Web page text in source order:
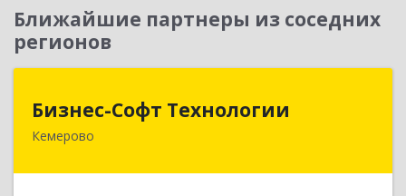
Ближайшие партнеры из соседних
регионов
Бизнес-Софт Технологии
Кемерово
Бизнес-Софт Технологии
650992, Кемеровская область - Кузбасс обл,